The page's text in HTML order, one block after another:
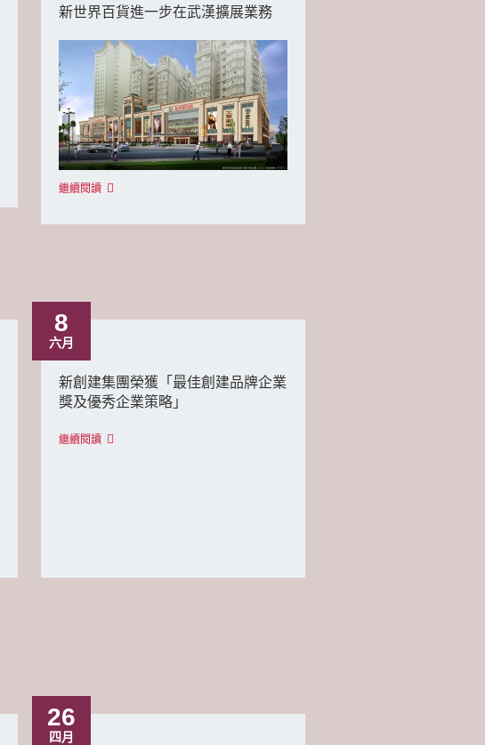
新世界百貨進一步在武漢擴展業務
繼續閱讀
8
六月
新創建集團榮獲「最佳創建品牌企業
獎及優秀企業策略」
繼續閱讀
26
四月